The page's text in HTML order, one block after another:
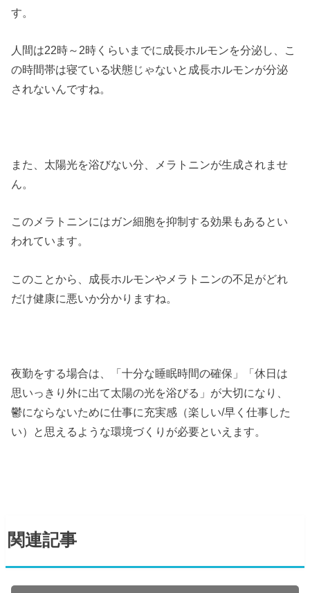
す。
人間は22時～2時くらいまでに成長ホルモンを分泌し、こ
の時間帯は寝ている状態じゃないと成長ホルモンが分泌
されないんですね。
また、太陽光を浴びない分、メラトニンが生成されませ
ん。
このメラトニンにはガン細胞を抑制する効果もあるとい
われています。
このことから、成長ホルモンやメラトニンの不足がどれ
だけ健康に悪いか分かりますね。
夜勤をする場合は、「十分な睡眠時間の確保」「休日は
思いっきり外に出て太陽の光を浴びる」が大切になり、
鬱にならないために仕事に充実感（楽しい/早く仕事した
い）と思えるような環境づくりが必要といえます。
関連記事